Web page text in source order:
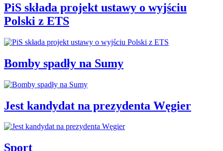
PiS składa projekt ustawy o wyjściu
Polski z ETS
Bomby spadły na Sumy
Jest kandydat na prezydenta Węgier
Sport